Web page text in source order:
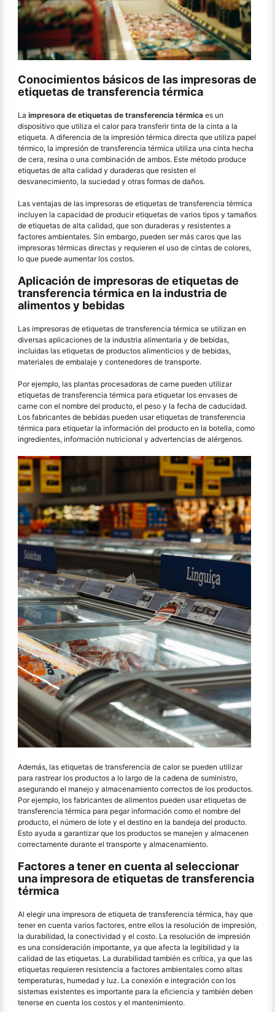
Conocimientos básicos de las impresoras de
etiquetas de transferencia térmica
La impresora de etiquetas de transferencia térmica es un
dispositivo que utiliza el calor para transferir tinta de la cinta a la
etiqueta. A diferencia de la impresión térmica directa que utiliza papel
térmico, la impresión de transferencia térmica utiliza una cinta hecha
de cera, resina o una combinación de ambos. Este método produce
etiquetas de alta calidad y duraderas que resisten el
desvanecimiento, la suciedad y otras formas de daños.
Las ventajas de las impresoras de etiquetas de transferencia térmica
incluyen la capacidad de producir etiquetas de varios tipos y tamaños
de etiquetas de alta calidad, que son duraderas y resistentes a
factores ambientales. Sin embargo, pueden ser más caros que las
impresoras térmicas directas y requieren el uso de cintas de colores,
lo que puede aumentar los costos.
Aplicación de impresoras de etiquetas de
transferencia térmica en la industria de
alimentos y bebidas
Las impresoras de etiquetas de transferencia térmica se utilizan en
diversas aplicaciones de la industria alimentaria y de bebidas,
incluidas las etiquetas de productos alimenticios y de bebidas,
materiales de embalaje y contenedores de transporte.
Por ejemplo, las plantas procesadoras de carne pueden utilizar
etiquetas de transferencia térmica para etiquetar los envases de
carne con el nombre del producto, el peso y la fecha de caducidad.
Los fabricantes de bebidas pueden usar etiquetas de transferencia
térmica para etiquetar la información del producto en la botella, como
ingredientes, información nutricional y advertencias de alérgenos.
Además, las etiquetas de transferencia de calor se pueden utilizar
para rastrear los productos a lo largo de la cadena de suministro,
asegurando el manejo y almacenamiento correctos de los productos.
Por ejemplo, los fabricantes de alimentos pueden usar etiquetas de
transferencia térmica para pegar información como el nombre del
producto, el número de lote y el destino en la bandeja del producto.
Esto ayuda a garantizar que los productos se manejen y almacenen
correctamente durante el transporte y almacenamiento.
Factores a tener en cuenta al seleccionar
una impresora de etiquetas de transferencia
térmica
Al elegir una impresora de etiqueta de transferencia térmica, hay que
tener en cuenta varios factores, entre ellos la resolución de impresión,
la durabilidad, la conectividad y el costo. La resolución de impresión
es una consideración importante, ya que afecta la legibilidad y la
calidad de las etiquetas. La durabilidad también es crítica, ya que las
etiquetas requieren resistencia a factores ambientales como altas
temperaturas, humedad y luz. La conexión e integración con los
sistemas existentes es importante para la eficiencia y también deben
tenerse en cuenta los costos y el mantenimiento.